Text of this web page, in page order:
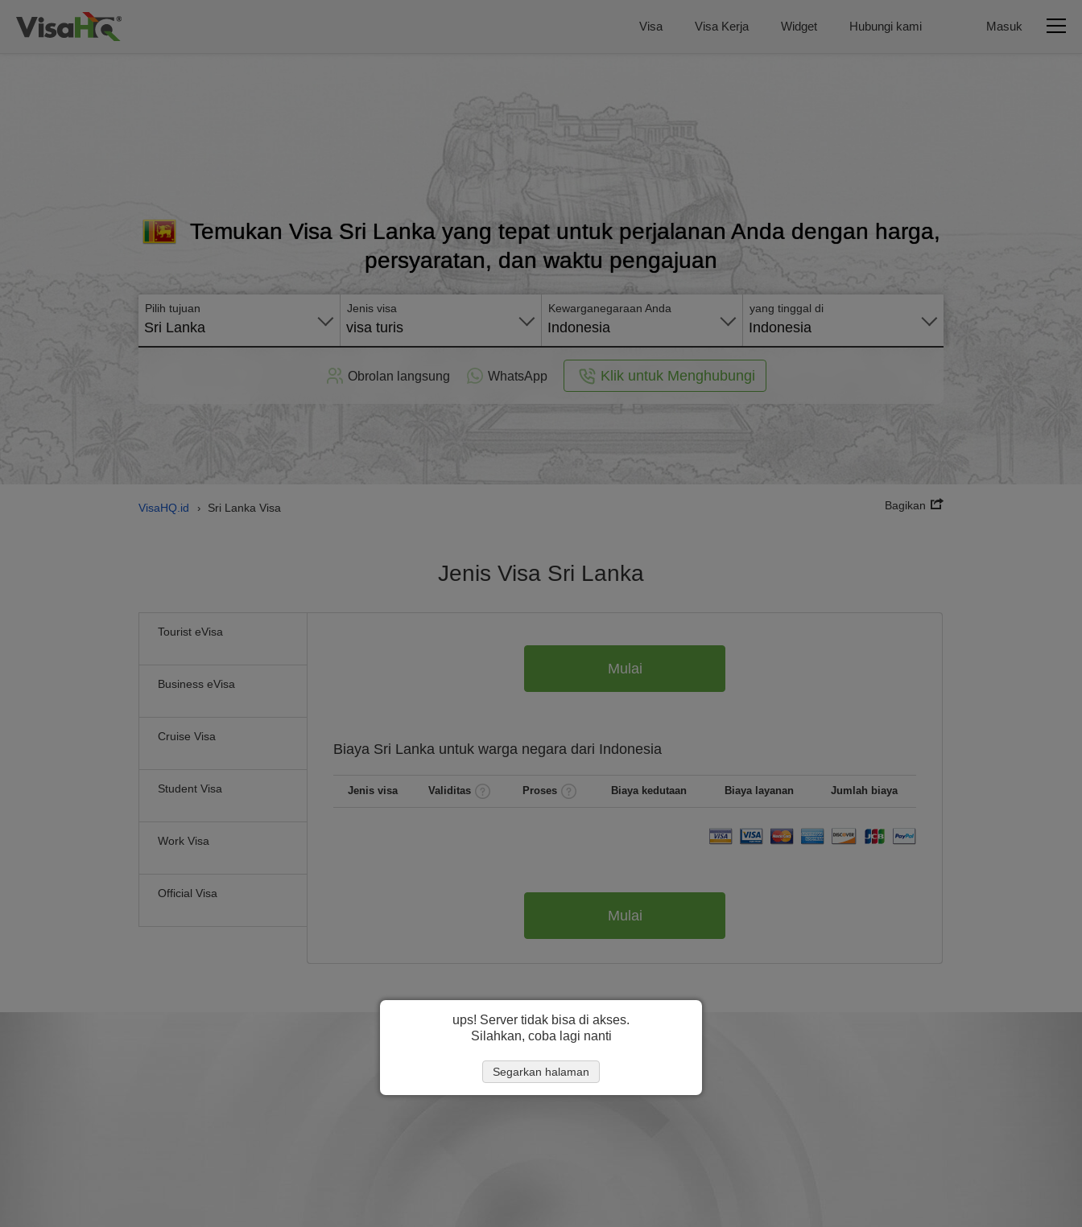
Visa Visa Kerja Widget Hubungi kami Masuk
Temukan Visa Sri Lanka yang tepat untuk perjalanan Anda dengan harga,
persyaratan, dan waktu pengajuan
Pilih tujuan
Sri Lanka
Jenis visa
visa turis
Kewarganegaraan Anda
Indonesia
yang tinggal di
Indonesia
Terapkan
Obrolan langsung WhatsApp Klik untuk Menghubungi
VisaHQ.id › Sri Lanka Visa Bagikan
Jenis Visa Sri Lanka
Tourist eVisa
Business eVisa
Cruise Visa
Student Visa
Work Visa
Official Visa
Mulai
Biaya Sri Lanka untuk warga negara dari Indonesia
Jenis visa Validitas Proses Biaya kedutaan Biaya layanan Jumlah biaya
Mulai
ups! Server tidak bisa di akses.
Silahkan, coba lagi nanti
Segarkan halaman